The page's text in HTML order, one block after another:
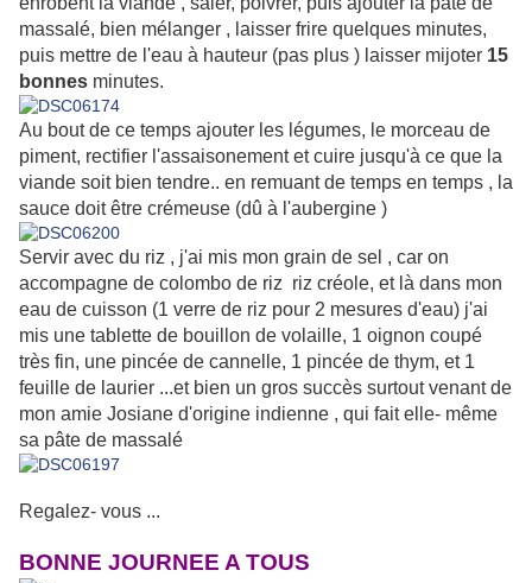
massalé, bien mélanger , laisser frire quelques minutes,
puis mettre de l'eau à hauteur (pas plus ) laisser mijoter 15
bonnes minutes.
Au bout de ce temps ajouter les légumes, le morceau de
piment, rectifier l'assaisonement et cuire jusqu'à ce que la
viande soit bien tendre.. en remuant de temps en temps , la
sauce doit être crémeuse (dû à l'aubergine )
Servir avec du riz , j'ai mis mon grain de sel , car on
accompagne de colombo de riz riz créole, et là dans mon
eau de cuisson (1 verre de riz pour 2 mesures d'eau) j'ai
mis une tablette de bouillon de volaille, 1 oignon coupé
très fin, une pincée de cannelle, 1 pincée de thym, et 1
feuille de laurier ...et bien un gros succès surtout venant de
mon amie Josiane d'origine indienne , qui fait elle- même
sa pâte de massalé
Regalez- vous ...
BONNE JOURNEE A TOUS